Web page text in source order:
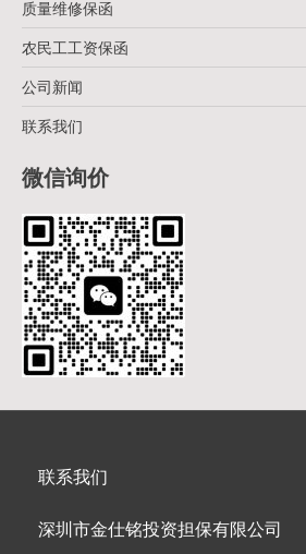
质量维修保函
农民工工资保函
公司新闻
联系我们
微信询价
联系我们
深圳市金仕铭投资担保有限公司